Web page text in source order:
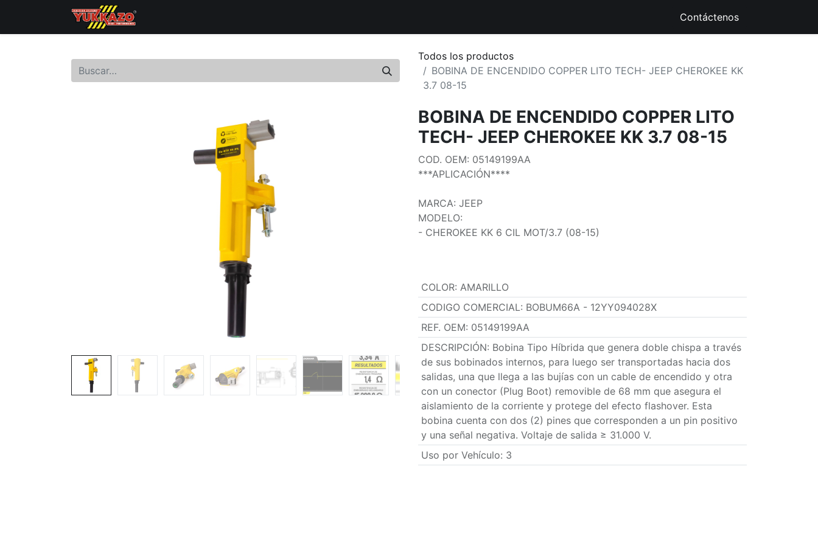
Contáctenos
Todos los productos
BOBINA DE ENCENDIDO COPPER LITO TECH- JEEP CHEROKEE KK
3.7 08-15
BOBINA DE ENCENDIDO COPPER LITO
TECH- JEEP CHEROKEE KK 3.7 08-15
COD. OEM: 05149199AA
***APLICACIÓN****
MARCA: JEEP
MODELO:
- CHEROKEE KK 6 CIL MOT/3.7 (08-15)
COLOR: AMARILLO
CODIGO COMERCIAL: BOBUM66A - 12YY094028X
REF. OEM: 05149199AA
DESCRIPCIÓN: Bobina Tipo Híbrida que genera doble chispa a través
de sus bobinados internos, para luego ser transportadas hacia dos
salidas, una que llega a las bujías con un cable de encendido y otra
con un conector (Plug Boot) removible de 68 mm que asegura el
aislamiento de la corriente y protege del efecto flashover. Esta
bobina cuenta con dos (2) pines que corresponden a un pin positivo
y una señal negativa. Voltaje de salida ≥ 31.000 V.
Uso por Vehículo: 3